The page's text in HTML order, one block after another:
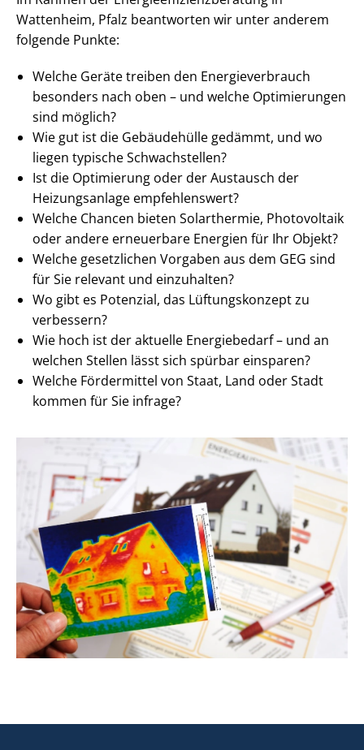
Wattenheim, Pfalz beantworten wir unter anderem
folgende Punkte:
Welche Geräte treiben den En­er­gie­ver­brauch
besonders nach oben – und welche Optimierungen
sind möglich?
Wie gut ist die Gebäudehülle gedämmt, und wo
liegen typische Schwachstellen?
Ist die Optimierung oder der Austausch der
Heizungsanlage empfehlenswert?
Welche Chancen bieten Solarthermie, Photovoltaik
oder andere erneuerbare Energien für Ihr Objekt?
Welche gesetzlichen Vorgaben aus dem GEG sind
für Sie relevant und einzuhalten?
Wo gibt es Potenzial, das Lüftungskonzept zu
verbessern?
Wie hoch ist der aktuelle Energiebedarf – und an
welchen Stellen lässt sich spürbar einsparen?
Welche Fördermittel von Staat, Land oder Stadt
kommen für Sie infrage?